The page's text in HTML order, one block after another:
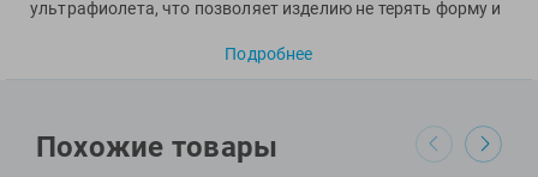
ультрафиолета, что позволяет изделию не терять форму и
использования в воде. Стоит также отметить, что в
закрытую конструкцию, а лямки регулируются, что в
совокупности обеспечивает очень удобную и комфортную
Подробнее
Похожие товары